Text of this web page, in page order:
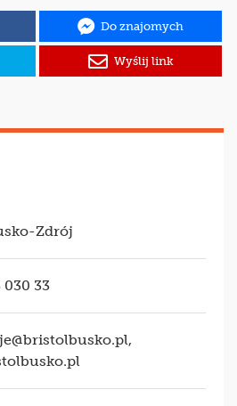
Do znajomych
Wyślij link
Zdrój
030 33
,